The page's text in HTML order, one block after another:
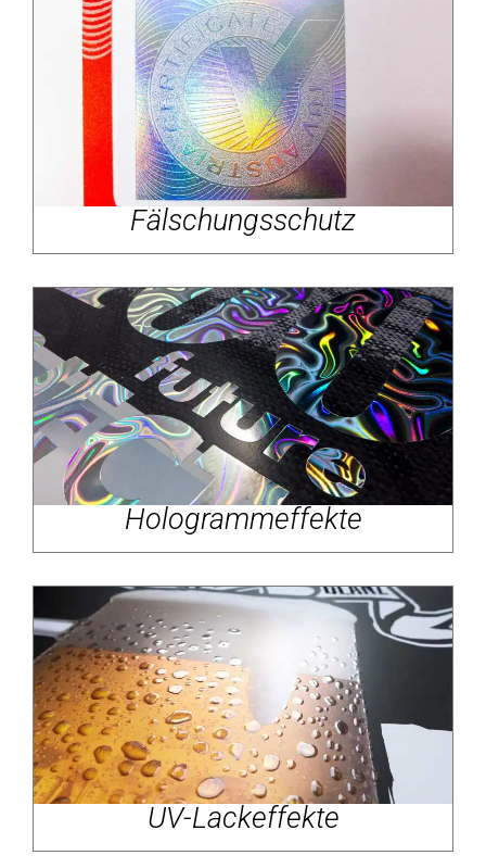
Fälschungsschutz
Hologrammeffekte
UV-Lackeffekte